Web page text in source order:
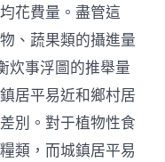
新
風
氣〉
中
花費量。盡管這
、蔬果類的攝進量
炊事浮圖的推舉量
居平易近和鄉村居
別。對于植物性食
類，而城鎮居平易